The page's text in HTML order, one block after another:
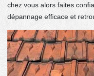
chez vous alors faites
dépannage efficace et